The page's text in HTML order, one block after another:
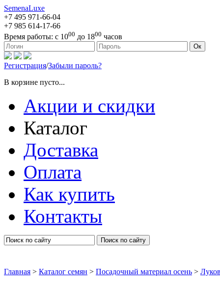
SemenaLuxe
+7 495 971-66-04
+7 985 614-17-66
Время работы: с 1000 до 1800 часов
127473, г. Москва, ул. Краснопролетарская, д. 16, стр. 1 Ок
Регистрация/Забыли пароль?
В корзине пусто...
Акции и скидки
Каталог
Доставка
Оплата
Как купить
Контакты
Поиск по сайту
Главная > Каталог семян > Посадочный материал осень >